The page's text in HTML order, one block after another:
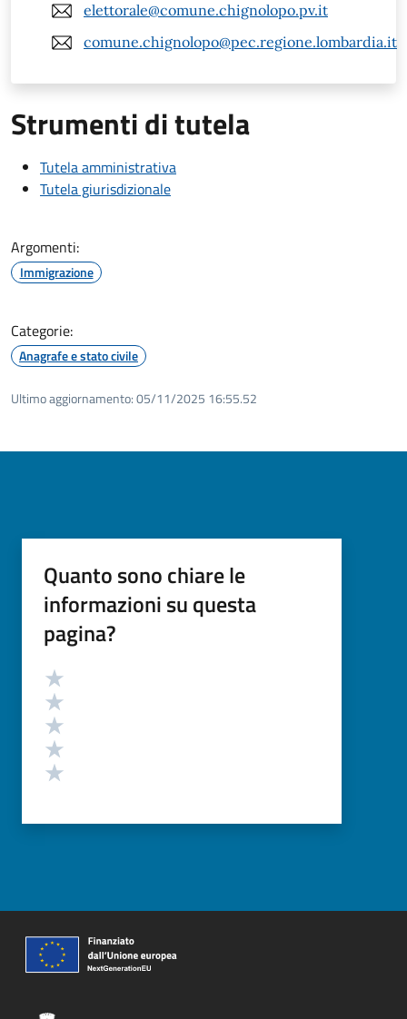
elettorale@comune.chignolopo.pv.it
comune.chignolopo@pec.regione.lombardia.it
Strumenti di tutela
Tutela amministrativa
Tutela giurisdizionale
Argomenti:
Immigrazione
Categorie:
Anagrafe e stato civile
Ultimo aggiornamento:05/11/2025 16:55.52
Quanto sono chiare le
informazioni su questa
pagina?
Valutazione